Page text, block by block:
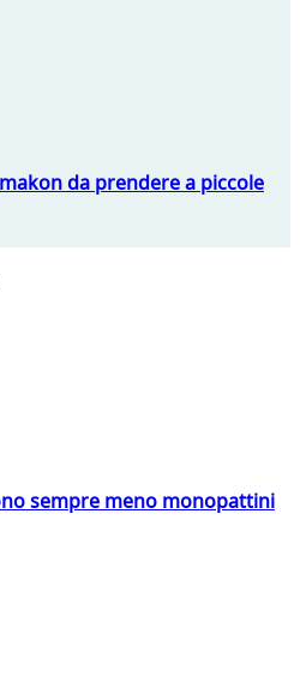
da prendere a piccole
sempre meno monopattini